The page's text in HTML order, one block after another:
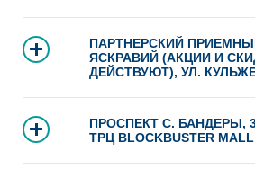
ПАРТНЕРСКИЙ
ЯСКРАВИЙ (АКЦИИ И
ДЕЙСТВУЮТ), УЛ.
ПРОСПЕКТ С. БАНДЕРЫ,
ТРЦ BLOCKBUSTER MALL